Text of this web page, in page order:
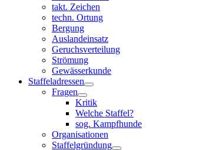
takt. Zeichen
techn. Ortung
Bergung
Auslandeinsatz
Geruchsverteilung
Strömung
Gewässerkunde
Staffeladressen
Fragen
Kritik
Welche Staffel?
sog. Kampfhunde
Organisationen
Staffelgründung